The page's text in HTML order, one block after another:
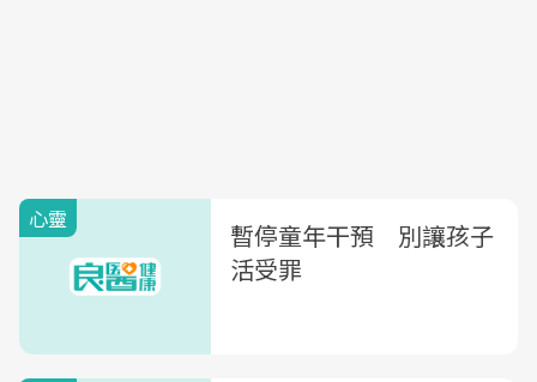
心靈
暫停童年干預 別讓孩子
活受罪